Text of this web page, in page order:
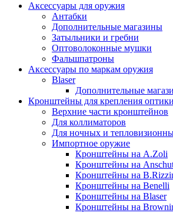
Аксессуары для оружия
Антабки
Дополнительные магазины
Затыльники и гребни
Оптоволоконные мушки
Фальшпатроны
Аксессуары по маркам оружия
Blaser
Дополнительные
Кронштейны для крепления оптики
Верхние части кронштейнов
Для коллиматоров
Для ночных и
Импортное оружие
Кронштейны на A.Zoli
Кронштейны на
Кронштейны на
Кронштейны на Benelli
Кронштейны на Blaser
Кронштейны на